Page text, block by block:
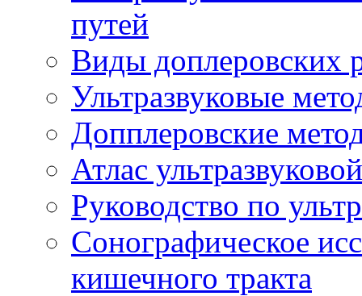
путей
Виды доплеровских
Ультразвуковые
Допплеровские
Атлас
Руководство по
Сонографическое
кишечного тракта